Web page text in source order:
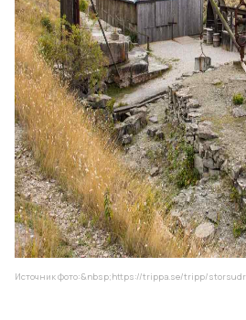
Источник фото:&nbsp;https://trippa.se/tripp/